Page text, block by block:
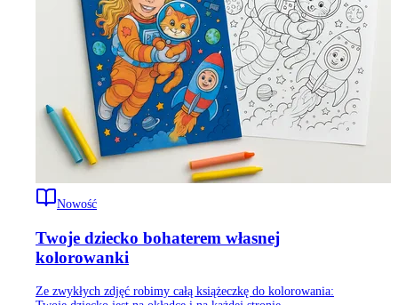
Nowość
Twoje dziecko bohaterem własnej
kolorowanki
Ze zwykłych zdjęć robimy całą książeczkę do kolorowania: